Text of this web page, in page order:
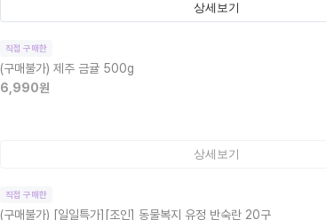
상세보기
직접 구매한
(구매불가) 제주 금귤 500g
6,990원
상세보기
직접 구매한
(구매불가) [일일특가][조인] 동물복지 유정 반숙란 20구